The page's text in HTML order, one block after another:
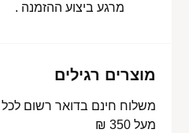
מרגע ביצוע ההזמנה .
מוצרים רגילים
מעל 350 ₪